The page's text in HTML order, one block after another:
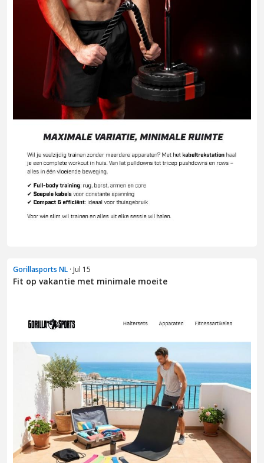
Gorillasports NL · Jul 15
Fit op vakantie met minimale moeite